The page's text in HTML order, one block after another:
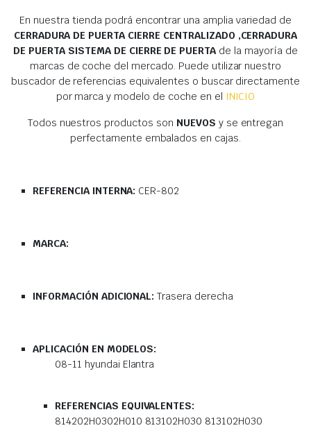
En nuestra tienda podrá encontrar una amplia variedad de
CERRADURA DE PUERTA CIERRE CENTRALIZADO ,CERRADURA
DE PUERTA SISTEMA DE CIERRE DE PUERTA de la mayoría de
marcas de coche del mercado. Puede utilizar nuestro
buscador de referencias equivalentes o buscar directamente
por marca y modelo de coche en el INICIO
Todos nuestros productos son NUEVOS y se entregan
perfectamente embalados en cajas.
REFERENCIA INTERNA: CER-802
MARCA:
INFORMACIÓN ADICIONAL:Trasera derecha
APLICACIÓN EN MODELOS:
08-11 hyundai Elantra
REFERENCIAS EQUIVALENTES:
814202H0302H010 813102H030 813102H030